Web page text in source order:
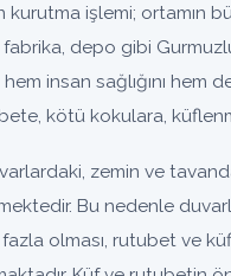
kurutma işlemi; ortamın
fabrika, depo gibi
insan sağlığını hem
kötü kokulara,
zemin ve
Bu nedenle
olması, rutubet ve